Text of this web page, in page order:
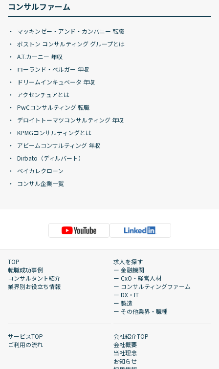
コンサルファーム
マッキンゼー・アンド・カンパニー 転職
ボストン コンサルティング グループとは
A.T.カーニー 年収
ローランド・ベルガー 年収
ドリームインキュベータ 年収
アクセンチュアとは
PwCコンサルティング 転職
デロイトトーマツコンサルティング 年収
KPMGコンサルティングとは
アビームコンサルティング 年収
Dirbato（ディルバート）
ベイカレクローン
コンサル企業一覧
TOP
転職成功事例
コンサルタント紹介
業界別お役立ち情報
求人を探す
ー 金融機関
ー CxO・経営人材
ー コンサルティングファーム
ー DX・IT
ー 製造
ー その他業界・職種
サービスTOP
ご利用の流れ
会社紹介TOP
会社概要
当社理念
お知らせ